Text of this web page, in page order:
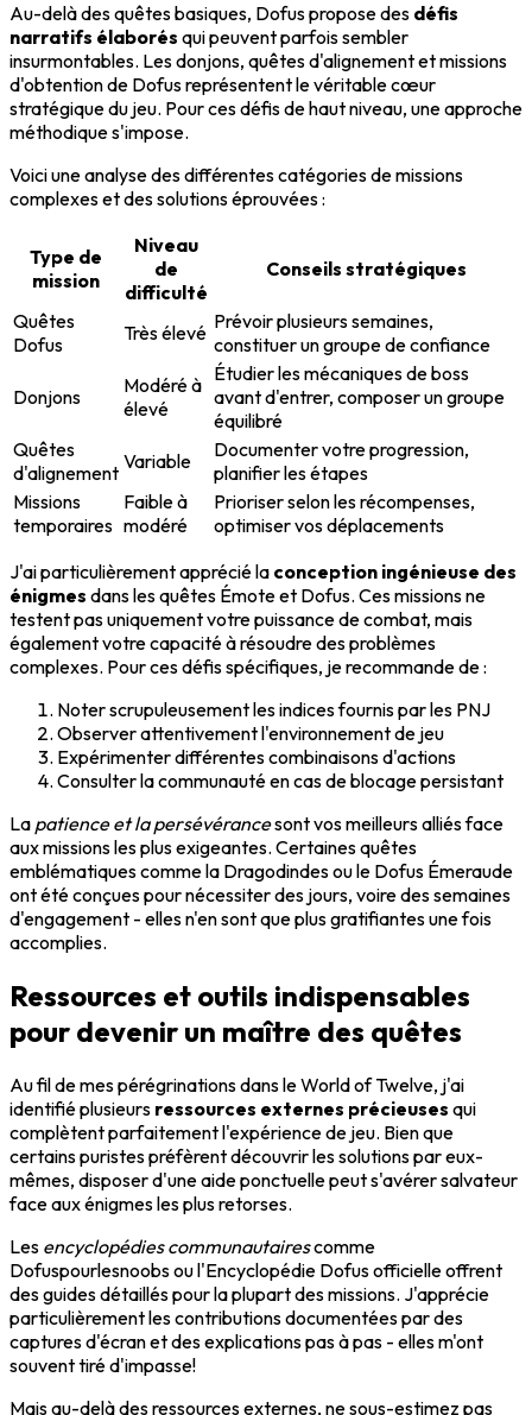
Au-delà des quêtes basiques, Dofus propose des défis
narratifs élaborés qui peuvent parfois sembler
insurmontables. Les donjons, quêtes d'alignement et missions
d'obtention de Dofus représentent le véritable cœur
stratégique du jeu. Pour ces défis de haut niveau, une approche
méthodique s'impose.
Voici une analyse des différentes catégories de missions
complexes et des solutions éprouvées :
Type de
mission
Niveau
de
difficulté
Conseils stratégiques
Quêtes
Dofus
Très élevé Prévoir plusieurs semaines,
constituer un groupe de confiance
Donjons
Modéré à
élevé
Étudier les mécaniques de boss
avant d'entrer, composer un groupe
équilibré
Quêtes
d'alignement Variable
Documenter votre progression,
planifier les étapes
Missions
temporaires
Faible à
modéré
Prioriser selon les récompenses,
optimiser vos déplacements
J'ai particulièrement apprécié la conception ingénieuse des
énigmes dans les quêtes Émote et Dofus. Ces missions ne
testent pas uniquement votre puissance de combat, mais
également votre capacité à résoudre des problèmes
complexes. Pour ces défis spécifiques, je recommande de :
Noter scrupuleusement les indices fournis par les PNJ
Observer attentivement l'environnement de jeu
Expérimenter différentes combinaisons d'actions
Consulter la communauté en cas de blocage persistant
La patience et la persévérancesont vos meilleurs alliés face
aux missions les plus exigeantes. Certaines quêtes
emblématiques comme la Dragodindes ou le Dofus Émeraude
ont été conçues pour nécessiter des jours, voire des semaines
d'engagement - elles n'en sont que plus gratifiantes une fois
accomplies.
Ressources et outils indispensables
pour devenir un maître des quêtes
Au fil de mes pérégrinations dans le World of Twelve, j'ai
identifié plusieurs ressources externes précieuses qui
complètent parfaitement l'expérience de jeu. Bien que
certains puristes préfèrent découvrir les solutions par eux-
mêmes, disposer d'une aide ponctuelle peut s'avérer salvateur
face aux énigmes les plus retorses.
Les encyclopédies communautairescomme
Dofuspourlesnoobs ou l'Encyclopédie Dofus officielle offrent
des guides détaillés pour la plupart des missions. J'apprécie
particulièrement les contributions documentées par des
captures d'écran et des explications pas à pas - elles m'ont
souvent tiré d'impasse!
Mais au-delà des ressources externes, ne sous-estimez pas